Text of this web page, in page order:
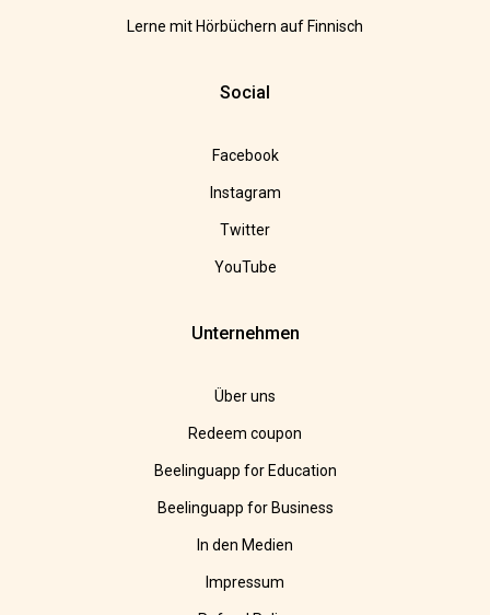
Lerne mit Hörbüchern auf Finnisch
Social
Facebook
Instagram
Twitter
YouTube
Unternehmen
Über uns
Redeem coupon
Beelinguapp for Education
Beelinguapp for Business
In den Medien
Impressum